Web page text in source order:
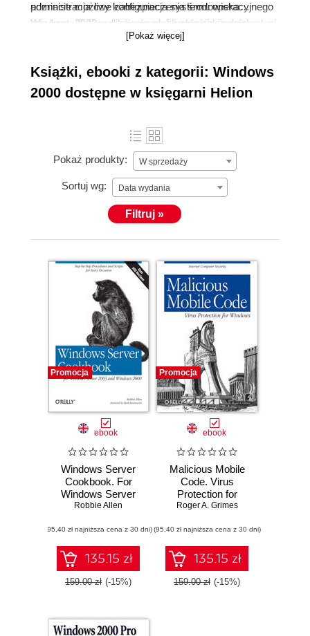
administracja czy konfiguracja systemu operacyjnego
czy kont użytkowników czy lub usług sieciowych
stanie się banalnie prosta.
poznacie możliwe zabezpieczenia środowiska
Windows 2000, odkryjecie możliwości jakie dają usługi
terminalowe a także dowiecie się jakie są sposoby na
[Pokaż więcej]
Książki, ebooki z kategorii: Windows
2000 dostępne w księgarni Helion
Pokaż produkty: W sprzedaży
Sortuj wg: Data wydania
Filtruj »
Promocja
ebook
Windows Server
Cookbook. For
Windows Server
2003 & Windows
Robbie Allen
(95,40 zł najniższa cena z 30 dni)
135.15 zł
159.00 zł (-15%)
Promocja
ebook
Malicious Mobile
Code. Virus
Protection for
Windows
Roger A. Grimes
(95,40 zł najniższa cena z 30 dni)
135.15 zł
159.00 zł (-15%)